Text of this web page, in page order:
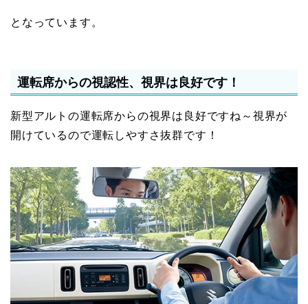
となっています。
運転席からの視認性、視界は良好です！
新型アルトの運転席からの視界は良好ですね～視界が
開けているので運転しやすさ抜群です！